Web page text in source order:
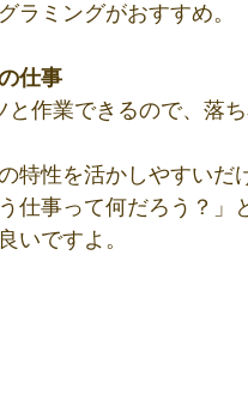
ラミングがおすすめ。
仕事
と作業できるので、落
特性を活かしやすい
仕事って何だろう？
いですよ。